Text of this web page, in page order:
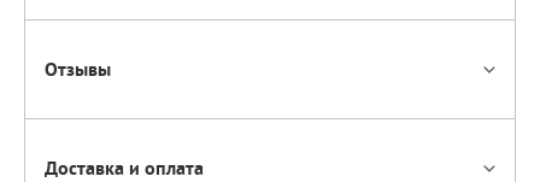
Отзывы
Доставка и оплата